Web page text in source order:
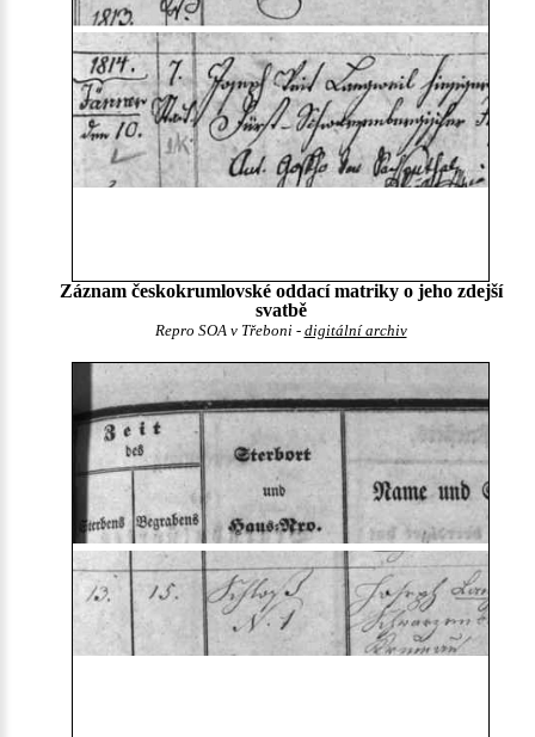
Záznam českokrumlovské oddací matriky o jeho zdejší
svatbě
Repro SOA v Třeboni - digitální archiv